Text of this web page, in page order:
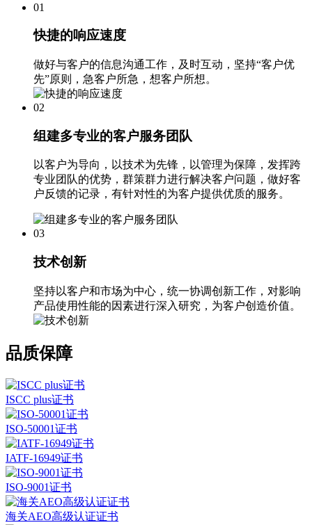
01
快捷的响应速度
做好与客户的信息沟通工作，及时互动，坚持“客户优
先”原则，急客户所急，想客户所想。
02
组建多专业的客户服务团队
以客户为导向，以技术为先锋，以管理为保障，发挥跨
专业团队的优势，群策群力进行解决客户问题，做好客
户反馈的记录，有针对性的为客户提供优质的服务。
03
技术创新
坚持以客户和市场为中心，统一协调创新工作，对影响
产品使用性能的因素进行深入研究，为客户创造价值。
品质保障
ISCC plus证书
ISO-50001证书
IATF-16949证书
ISO-9001证书
海关AEO高级认证证书